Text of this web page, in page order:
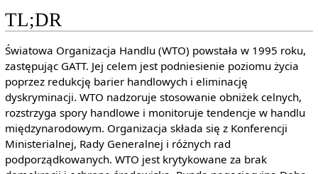
TL;DR
Światowa Organizacja Handlu (WTO) powstała w 1995 roku,
zastępując GATT. Jej celem jest podniesienie poziomu życia
poprzez redukcję barier handlowych i eliminację
dyskryminacji. WTO nadzoruje stosowanie obniżek celnych,
rozstrzyga spory handlowe i monitoruje tendencje w handlu
międzynarodowym. Organizacja składa się z Konferencji
Ministerialnej, Rady Generalnej i różnych rad
podporządkowanych. WTO jest krytykowane za brak